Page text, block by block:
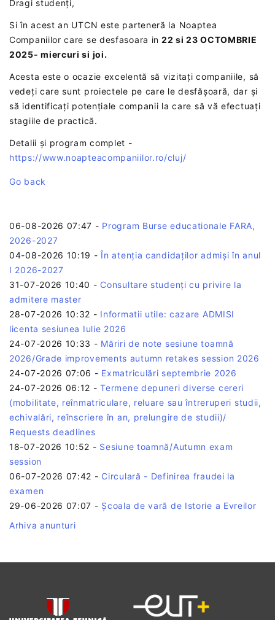
Dragi studenți,
Si în acest an UTCN este parteneră la Noaptea
Companiilor care se desfasoara in 22 si 23 OCTOMBRIE
2025- miercuri si joi.
Acesta este o ocazie excelentă să vizitați companiile, să
vedeți care sunt proiectele pe care le desfășoară, dar și
să identificați potențiale companii la care să vă efectuați
stagiile de practică.
Detalii și program complet -
https://www.noapteacompaniilor.ro/cluj/
Go back
06-08-2026 07:47 - Program Burse educationale FARA,
2026-2027
04-08-2026 10:19 -În atenția candidaților admiși în anul
I 2026-2027
31-07-2026 10:40 - Consultare studenți cu privire la
admitere master
28-07-2026 10:32 - Informatii utile: cazare ADMISI
licenta sesiunea Iulie 2026
24-07-2026 10:33 - Măriri de note sesiune toamnă
2026/Grade improvements autumn retakes session 2026
24-07-2026 07:06 - Exmatriculări septembrie 2026
24-07-2026 06:12 -Termene depuneri diverse cereri
(mobilitate, reînmatriculare, reluare sau întreruperi studii,
echivalări, reînscriere în an, prelungire de studii)/
Requests deadlines
18-07-2026 10:52 - Sesiune toamnă/Autumn exam
session
06-07-2026 07:42 - Circulară - Definirea fraudei la
examen
29-06-2026 07:07 - Școala de vară de Istorie a Evreilor
Arhiva anunturi